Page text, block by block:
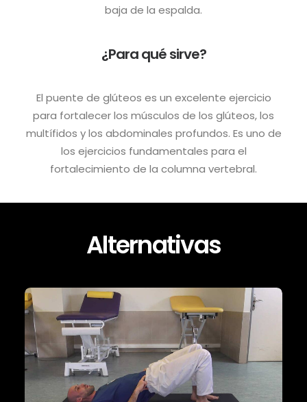
baja de la espalda.
¿Para qué sirve?
El puente de glúteos es un excelente ejercicio
para fortalecer los músculos de los glúteos, los
multífidos y los abdominales profundos. Es uno de
los ejercicios fundamentales para el
fortalecimiento de la columna vertebral.
Alternativas